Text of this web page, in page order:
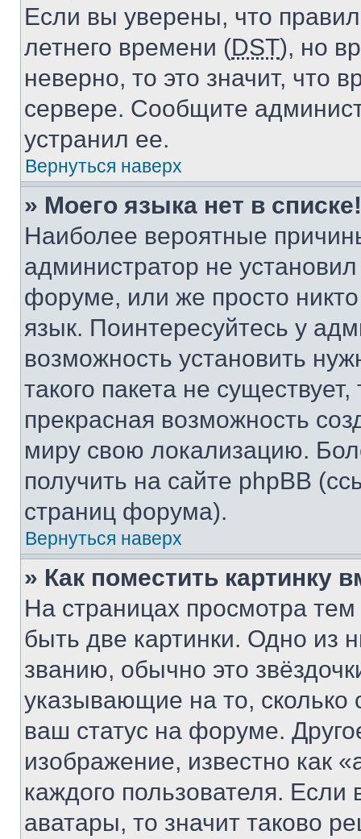
Если вы уверены, что
летнего времени (DST), но
неверно, то это значит, что
сервере. Сообщите
устранил ее.
Вернуться наверх
» Моего языка нет в списке!
Наиболее вероятные
администратор не
форуме, или же просто
язык. Поинтересуйтесь у
возможность установить
такого пакета не
прекрасная возможность
миру свою локализацию.
получить на сайте phpBB
страниц форума).
Вернуться наверх
» Как поместить картинку
На страницах просмотра
быть две картинки. Одно из
званию, обычно это
указывающие на то,
ваш статус на форуме.
изображение, известно как
каждого пользователя.
аватары, то значит таково